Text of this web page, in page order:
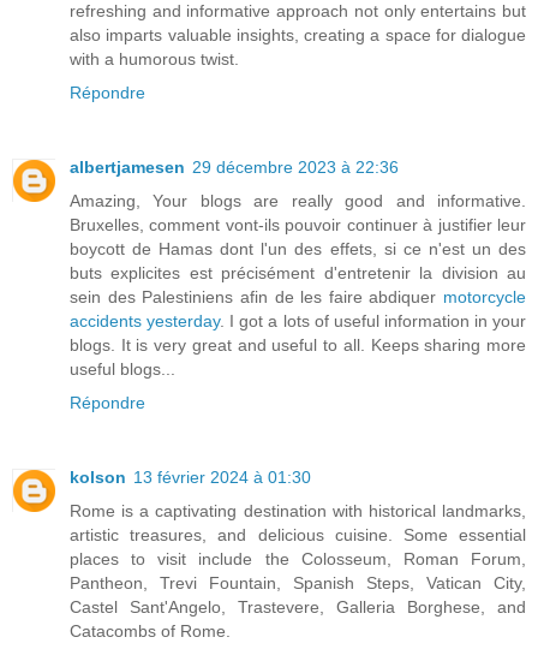
refreshing and informative approach not only entertains but
also imparts valuable insights, creating a space for dialogue
with a humorous twist.
Répondre
albertjamesen 29 décembre 2023 à 22:36
Amazing, Your blogs are really good and informative.
Bruxelles, comment vont-ils pouvoir continuer à justifier leur
boycott de Hamas dont l'un des effets, si ce n'est un des
buts explicites est précisément d'entretenir la division au
sein des Palestiniens afin de les faire abdiquer motorcycle
accidents yesterday. I got a lots of useful information in your
blogs. It is very great and useful to all. Keeps sharing more
useful blogs...
Répondre
kolson 13 février 2024 à 01:30
Rome is a captivating destination with historical landmarks,
artistic treasures, and delicious cuisine. Some essential
places to visit include the Colosseum, Roman Forum,
Pantheon, Trevi Fountain, Spanish Steps, Vatican City,
Castel Sant'Angelo, Trastevere, Galleria Borghese, and
Catacombs of Rome.